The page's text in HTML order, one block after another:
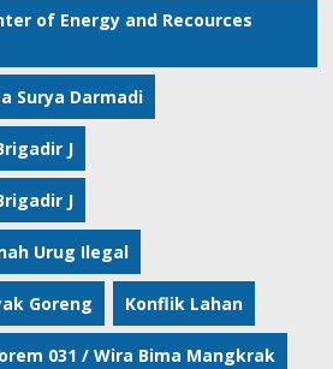
of Energy and Recources
Surya Darmadi
J
J
Urug Ilegal
Goreng Konflik Lahan
031 / Wira Bima Mangkrak